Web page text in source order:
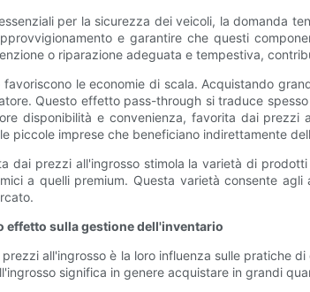
per la sicurezza dei veicoli, la domanda
e garantire che questi
o riparazione adeguata e tempestiva,
le economie di scala. Acquistando
Questo effetto pass-through si traduce
disponibilità e convenienza, favorita dai
piccole imprese che beneficiano indirettamente
dai prezzi all'ingrosso stimola la varietà di
a quelli premium. Questa varietà consente
effetto sulla gestione dell'inventario
all'ingrosso è la loro influenza sulle pratiche
significa in genere acquistare in grandi